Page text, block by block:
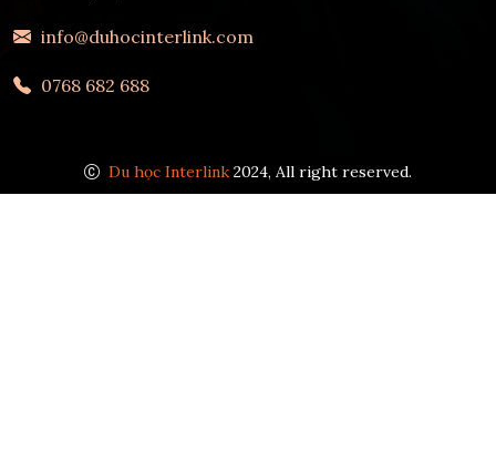
info@duhocinterlink.com
0768 682 688
Du học Interlink 2024, All right reserved.